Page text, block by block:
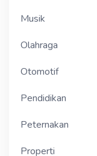
Musik
Olahraga
Otomotif
Pendidikan
Peternakan
Properti